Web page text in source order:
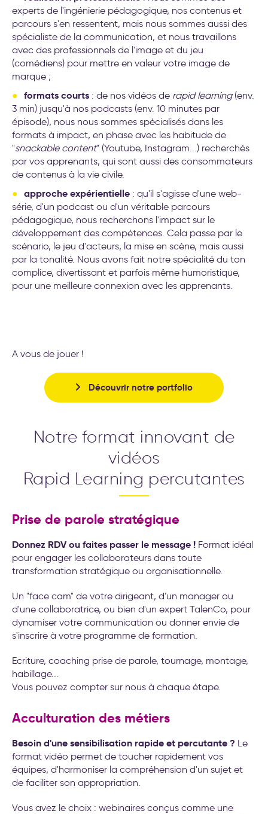
experts de l'ingénierie pédagogique, nos contenus et
parcours s'en ressentent, mais nous sommes aussi des
spécialiste de la communication, et nous travaillons
avec des professionnels de l'image et du jeu
(comédiens) pour mettre en valeur votre image de
marque ;
formats courts : de nos vidéos de rapid learning(env.
3 min) jusqu'à nos podcasts (env. 10 minutes par
épisode), nous nous sommes spécialisés dans les
formats à impact, en phase avec les habitude de
"snackable content" (Youtube, Instagram...) recherchés
par vos apprenants, qui sont aussi des consommateurs
de contenus à la vie civile.
approche expérientielle : qu'il s'agisse d'une web-
série, d'un podcast ou d'un véritable parcours
pédagogique, nous recherchons l'impact sur le
développement des compétences. Cela passe par le
scénario, le jeu d'acteurs, la mise en scène, mais aussi
par la tonalité. Nous avons fait notre spécialité du ton
complice, divertissant et parfois même humoristique,
pour une meilleure connexion avec les apprenants.
A vous de jouer !
Découvrir notre portfolio
Notre format innovant de
vidéos
Rapid Learning percutantes
Prise de parole stratégique
Donnez RDV ou faites passer le message ! Format idéal
pour engager les collaborateurs dans toute
transformation stratégique ou organisationnelle.
Un "face cam" de votre dirigeant, d'un manager ou
d'une collaboratrice, ou bien d'un expert TalenCo, pour
dynamiser votre communication ou donner envie de
s'inscrire à votre programme de formation.
Ecriture, coaching prise de parole, tournage, montage,
habillage...
Vous pouvez compter sur nous à chaque étape.
Acculturation des métiers
Besoin d'une sensibilisation rapide et percutante ? Le
format vidéo permet de toucher rapidement vos
équipes, d'harmoniser la compréhension d'un sujet et
de faciliter son appropriation.
Vous avez le choix : webinaires conçus comme une